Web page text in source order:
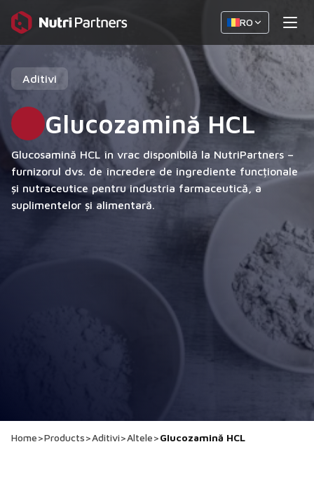
RO
Aditivi
Glucozamină HCL
Glucosamină HCL în vrac disponibilă la NutriPartners –
furnizorul dvs. de încredere de ingrediente funcționale
și nutraceutice pentru industria farmaceutică, a
suplimentelor și alimentară.
Home>Products>Aditivi>Altele>Glucozamină HCL